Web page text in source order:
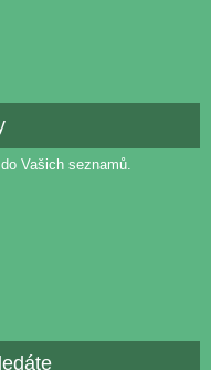
Vašich seznamů.